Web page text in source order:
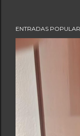
ENTRADAS